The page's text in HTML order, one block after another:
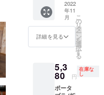
額は全
て送料
込みの
価格で
す。 ※
超えた
場合な
価格が
予定価
格は
8,980円
×3
→26,94
リター
ンは、
販売す
る場合
トはAll
Nothing
です。
目標を
達成し
た場合
ターン
をお届
けでき
ます。
2022
年11
月
詳細を見る
こ
の
リ
タ
ー
ン
を
選
択
す
る
5,3
80 円
在庫な
し
ポータ